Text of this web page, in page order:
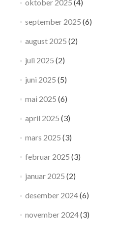
oktober 2025 (4)
september 2025 (6)
august 2025 (2)
juli 2025 (2)
juni 2025 (5)
mai 2025 (6)
april 2025 (3)
mars 2025 (3)
februar 2025 (3)
januar 2025 (2)
desember 2024(6)
november 2024(3)